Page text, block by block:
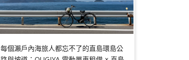
每個瀨戶內海旅人都忘不了的直島環島公